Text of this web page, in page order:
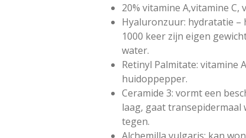
20% vitamine A,vitamine C,
Hyaluronzuur: hydratatie –
1000 keer zijn eigen
water.
Retinyl Palmitate: vitamine
huidoppepper.
Ceramide 3: vormt een
laag, gaat transepidermaal
tegen.